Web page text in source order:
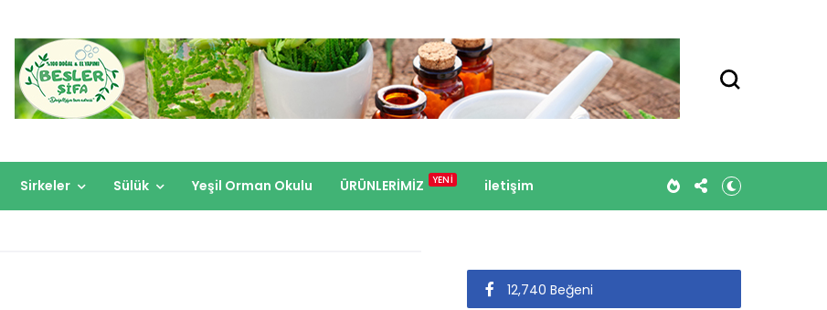
Sirkeler Sülük Yeşil Orman Okulu ÜRÜNLERİMİZ iletişim
12,740 Beğeni